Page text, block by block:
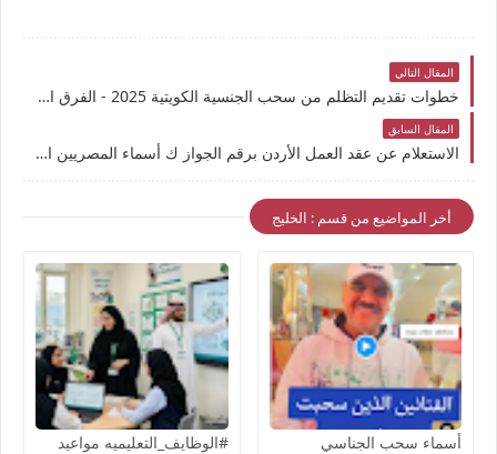
المقال التالي
خطوات تقديم التظلم من سحب الجنسية الكويتية 2025 - الفرق القانوني بين سحب الجنسية الكويتية وإجراءات التظلم والاستئناف
المقال السابق
الاستعلام عن عقد العمل الأردن برقم الجواز ك أسماء المصريين الجديدة لعقود الأردن 2025: هل تم فتح العقود؟
أخر المواضيع من قسم : الخليج
أسماء سحب الجناسي
#الوظايف_التعليميه مواعيد